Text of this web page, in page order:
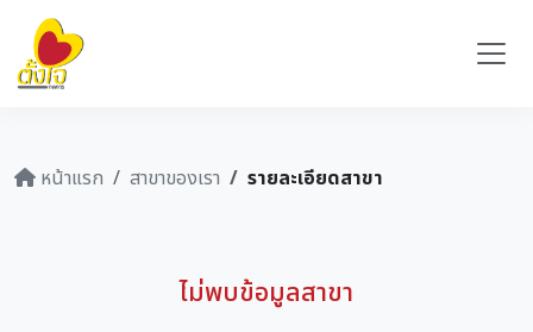
หน้าแรก สาขาของเรา รายละเอียดสาขา
ไม่พบข้อมูลสาขา